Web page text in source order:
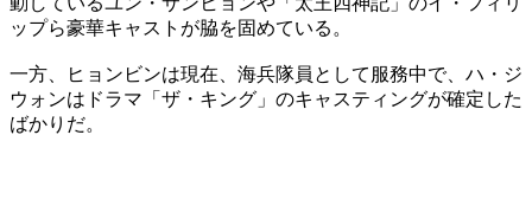
ップら豪華キャストが脇を固めている。
一方、ヒョンビンは現在、海兵隊員として服務中で、ハ・ジ
ウォンはドラマ「ザ・キング」のキャスティングが確定した
ばかりだ。